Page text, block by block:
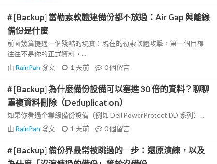
# [Backup] 當勒索軟體連備份都不放過：Air Gap 與離線
備份是什麼
前面幾篇提過一個殘酷的現實：現在的勒索軟體攻擊，第一個目標
往往不是你的正式資料，...
由 RainPan 發文 1 天前 0個留言
# [Backup] 為什麼備份設備可以塞進 30 倍的資料？聊聊
重複資料刪除（Deduplication）
如果你看過企業級備份設備（例如 Dell PowerProtect DD 系列）...
由 RainPan 發文 1 天前 0個留言
# [Backup] 備份界最常被跳過的一步：還原演練，以及